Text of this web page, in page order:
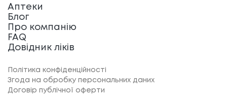
Аптеки
Блог
Про компанію
FAQ
Довідник ліків
Політика конфіденційності
Згода на обробку персональних даних
Договір публічної оферти